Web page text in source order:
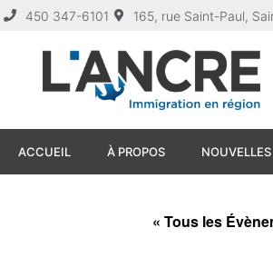
450 347-6101 165, rue Saint-Paul,
ACCUEIL À PROPOS NOUVELLES
« Tous les